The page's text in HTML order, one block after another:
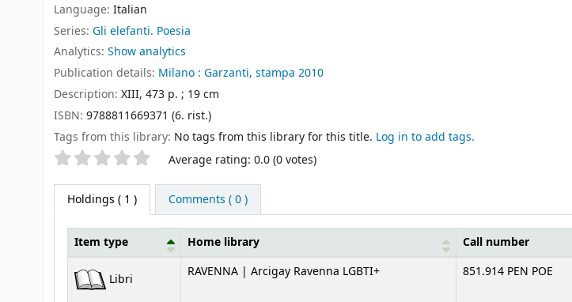
Language: Italian
Series: Gli elefanti. Poesia
Analytics: Show analytics
Publication details: Milano : Garzanti, stampa 2010
Description: XIII, 473 p. ; 19 cm
ISBN: 9788811669371 (6. rist.)
Tags from this library: No tags from this library for this title. Log in to add tags.
Star ratings Average rating: 0.0 (0 votes)
Holdings ( 1 ) Comments ( 0 )
Holdings
Item type Home library Call number
Libri RAVENNA | Arcigay Ravenna LGBTI+ 851.914 PEN POE